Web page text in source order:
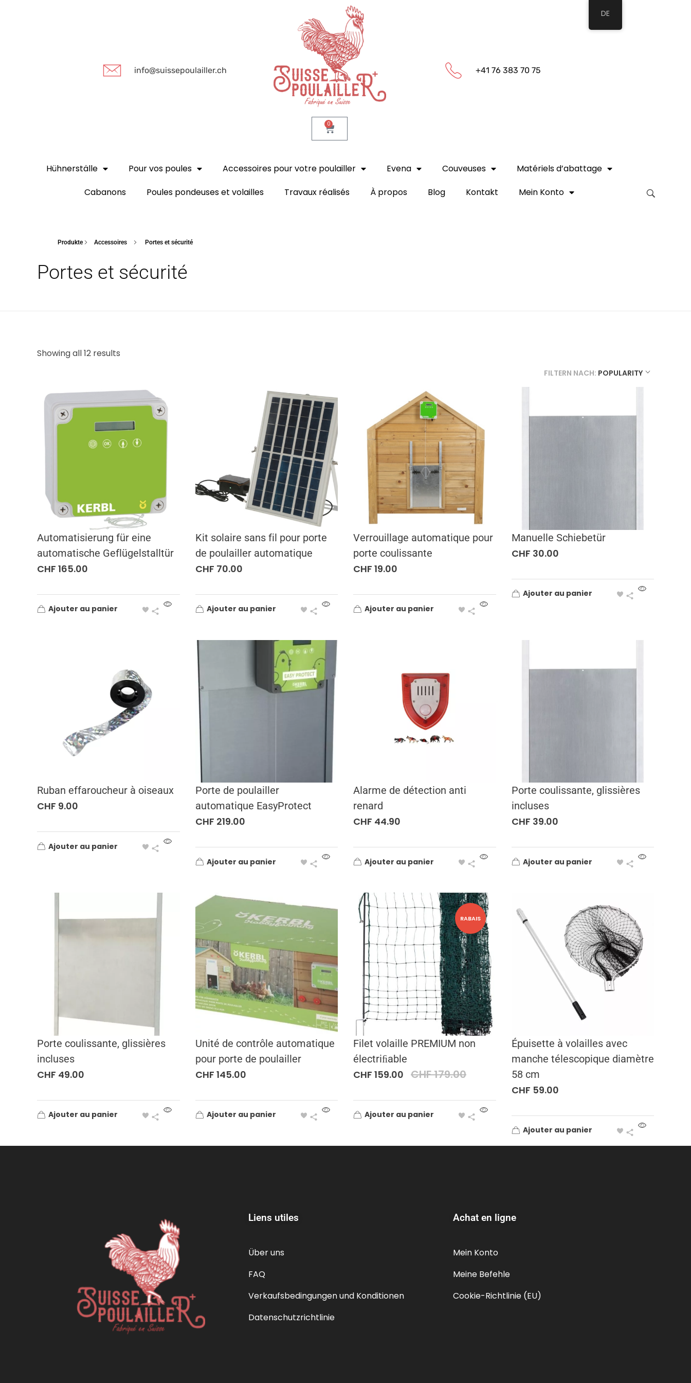
info@suissepoulailler.ch
0
+41 76 383 70 75
Hühnerställe Pour vos poules Accessoires pour votre poulailler Evena Couveuses
Matériels d’abattage
Cabanons
Poules pondeuses et volailles Travaux réalisés À propos Blog Kontakt Mein Konto
Produkte Accessoires Portes et sécurité
Portes et sécurité
Showing all 12 results
FILTERN NACH: POPULARITY
Automatisierung für eine
automatische Geflügelstalltür
CHF 165.00
Ajouter au panier
Kit solaire sans fil pour porte
de poulailler automatique
CHF 70.00
Ajouter au panier
Verrouillage automatique pour
porte coulissante
CHF 19.00
Ajouter au panier
Manuelle Schiebetür
CHF 30.00
Ajouter au panier
Ruban effaroucheur à oiseaux
CHF 9.00
Ajouter au panier
Porte de poulailler
automatique EasyProtect
CHF 219.00
Ajouter au panier
Alarme de détection anti
renard
CHF 44.90
Ajouter au panier
Porte coulissante, glissières
incluses
CHF 39.00
Ajouter au panier
Porte coulissante, glissières
incluses
CHF 49.00
Ajouter au panier
Unité de contrôle automatique
pour porte de poulailler
CHF 145.00
Ajouter au panier
RABAIS
Filet volaille PREMIUM non
électriﬁable
CHF 159.00 CHF179.00
Ajouter au panier
Épuisette à volailles avec
manche télescopique diamètre
58 cm
CHF 59.00
Ajouter au panier
Liens utiles
Über uns
FAQ
Verkaufsbedingungen und Konditionen
Datenschutzrichtlinie
Achat en ligne
Mein Konto
Meine Befehle
Cookie-Richtlinie (EU)
DE